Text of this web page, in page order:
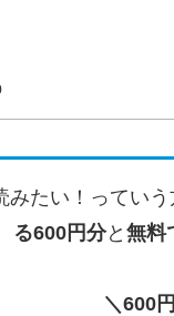
みたい！ってい
る600円分と 無料
＼600